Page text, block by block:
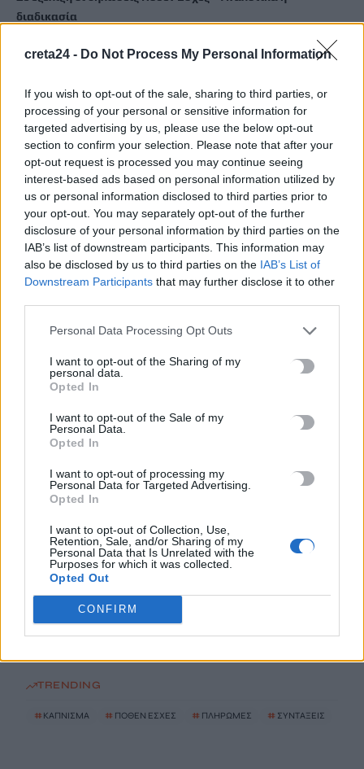
creta24 - Do Not Process My Personal Information
If you wish to opt-out of the sale, sharing to third parties, or
processing of your personal or sensitive information for
targeted advertising by us, please use the below opt-out
section to confirm your selection. Please note that after your
opt-out request is processed you may continue seeing
interest-based ads based on personal information utilized by
us or personal information disclosed to third parties prior to
your opt-out. You may separately opt-out of the further
disclosure of your personal information by third parties on the
IAB’s list of downstream participants. This information may
also be disclosed by us to third parties on the IAB’s List of
Downstream Participants that may further disclose it to other
Personal Data Processing Opt Outs
I want to opt-out of the Sharing of my
personal data.
Opted In
I want to opt-out of the Sale of my
Personal Data.
Opted In
I want to opt-out of processing my
Personal Data for Targeted Advertising.
Opted In
I want to opt-out of Collection, Use,
Retention, Sale, and/or Sharing of my
Personal Data that Is Unrelated with the
Purposes for which it was collected.
Opted Out
CONFIRM
διαδικασία
7 Αυγούστου, 2026
Ξεκινούν οι ετήσιες Καλοκαιρινές Εκθέσεις του Φεστιβάλ
Κινηματογράφου Χανίων
7 Αυγούστου, 2026
Ισπανία: Απολιθώματα αποκαλύπτουν ότι οι πρώτοι
Ευρωπαίοι ίσως ασκούσαν κανιβαλισμό
7 Αυγούστου, 2026
ανατινάξω τον Μέσι με τέσσερις βόμβες»
ΗΠΑ: Δασκάλα χορού κατηγορείται για σεξουαλική
κακοποίηση δύο ανήλικων μαθητών της
7 Αυγούστου, 2026
Το Ελληνικό Μεσογειακό Πανεπιστήμιο εκδίδει ηλεκτρονικά
τα Πρακτικά του Διεπιστημονικού Συνεδρίου «Ρένα
7 Αυγούστου, 2026
ΔΕΕΠ (ΝΟΔΕ) Ηρακλείου: Με έργα η κυβέρνηση Μητσοτάκη
οδηγεί την Κρήτη στο μέλλον
7 Αυγούστου, 2026
TRENDING
# ΚΑΠΝΙΣΜΑ # ΠΟΘΕΝ ΕΣΧΕΣ # ΠΛΗΡΩΜΕΣ # ΣΥΝΤΑΞΕΙΣ